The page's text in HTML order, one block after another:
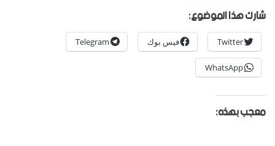
شارك هذا الموضوع:
Twitter فيس بوك Telegram
WhatsApp
معجب بهذه: